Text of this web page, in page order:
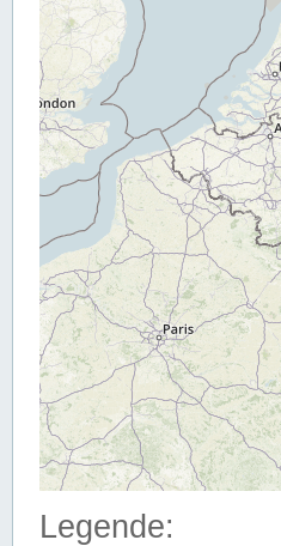
Legende: